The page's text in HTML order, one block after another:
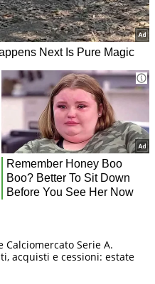
Calciomercato Serie A.
acquisti e cessioni: estate